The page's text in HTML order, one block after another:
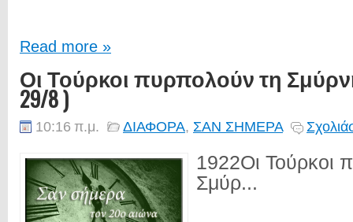
Read more »
Οι Τούρκοι πυρπολούν τη
29/8 )
10:16 π.μ. ΔΙΑΦΟΡΑ, ΣΑΝ ΣΗΜΕΡΑ
1922Οι Τούρκοι
Σμύρ...